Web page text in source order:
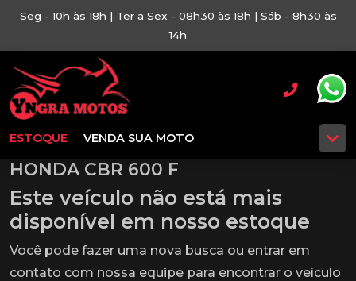
Seg - 10h às 18h | Ter a Sex - 08h30 às 18h | Sáb - 8h30 às
14h
ESTOQUE VENDA SUA MOTO
HONDA CBR 600 F
Este veículo não está mais
disponível em nosso estoque
Você pode fazer uma nova busca ou entrar em
contato com nossa equipe para encontrar o veículo